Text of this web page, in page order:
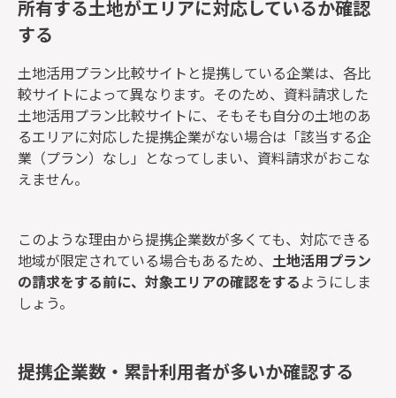
所有する土地がエリアに対応しているか確認
する
土地活用プラン比較サイトと提携している企業は、各比
較サイトによって異なります。そのため、資料請求した
土地活用プラン比較サイトに、そもそも自分の土地のあ
るエリアに対応した提携企業がない場合は「該当する企
業（プラン）なし」となってしまい、資料請求がおこな
えません。
このような理由から提携企業数が多くても、対応できる
地域が限定されている場合もあるため、 土地活用プラン
の請求をする前に、対象エリアの確認をするようにしま
しょう。
提携企業数・累計利用者が多いか確認する